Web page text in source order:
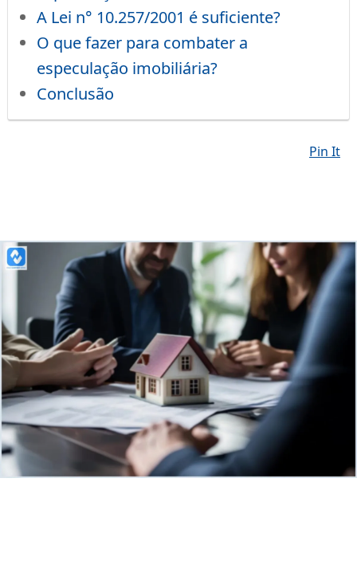
A Lei n° 10.257/2001 é suficiente?
O que fazer para combater a
especulação imobiliária?
Conclusão
Pin It